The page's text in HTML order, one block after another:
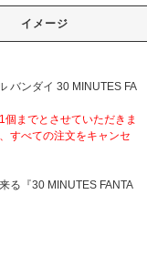
イメージ
バンダイ 30 MINUTES FA
までとさせていただきま
すべての注文をキャンセ
る『30 MINUTES FANTA